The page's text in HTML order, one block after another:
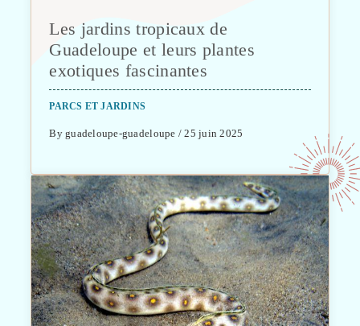
Les jardins tropicaux de
Guadeloupe et leurs plantes
exotiques fascinantes
PARCS ET JARDINS
By guadeloupe-guadeloupe / 25 juin 2025